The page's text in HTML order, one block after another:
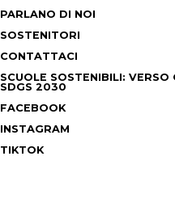
PARLANO DI NOI
SOSTENITORI
CONTATTACI
SCUOLE SOSTENIBILI: VERSO
SDGS 2030
FACEBOOK
INSTAGRAM
TIKTOK